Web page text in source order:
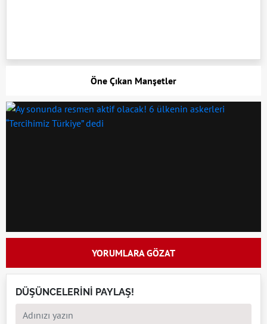
Öne Çıkan Manşetler
YORUMLARA GÖZAT
DÜŞÜNCELERİNİ PAYLAŞ!